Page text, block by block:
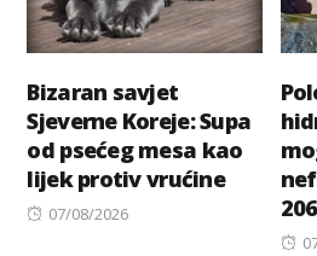
Bizaran savjet
Sjeverne Koreje: Supa
od psećeg mesa kao
lijek protiv vrućine
Posted
07/08/2026